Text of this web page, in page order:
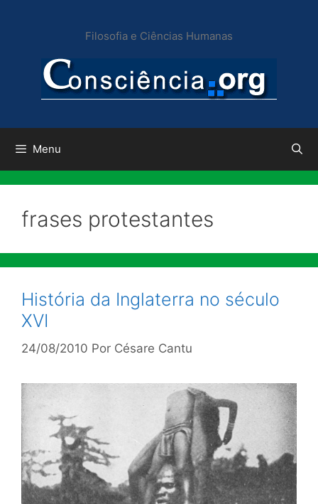
conteúdo
Filosofia e Ciências Humanas
Menu
frases protestantes
História da Inglaterra no século
XVI
24/08/2010 Por Césare Cantu